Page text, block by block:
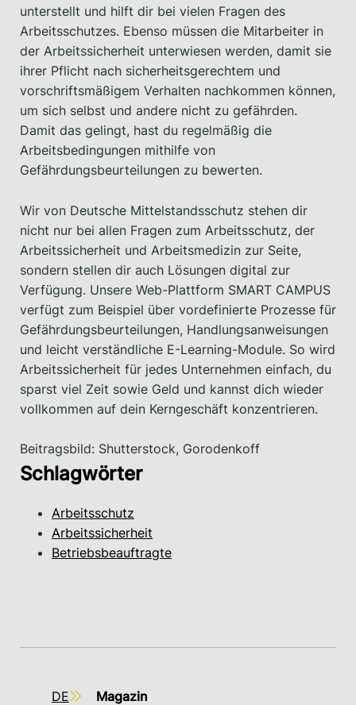
unterstellt und hilft dir bei vielen Fragen des
Arbeitsschutzes. Ebenso müssen die Mitarbeiter in
der Arbeitssicherheit unterwiesen werden, damit sie
ihrer Pflicht nach sicherheitsgerechtem und
vorschriftsmäßigem Verhalten nachkommen können,
um sich selbst und andere nicht zu gefährden.
Damit das gelingt, hast du regelmäßig die
Arbeitsbedingungen mithilfe von
Gefährdungsbeurteilungen zu bewerten.
Wir von Deutsche Mittelstandsschutz stehen dir
nicht nur bei allen Fragen zum Arbeitsschutz, der
Arbeitssicherheit und Arbeitsmedizin zur Seite,
sondern stellen dir auch Lösungen digital zur
Verfügung. Unsere Web-Plattform SMART CAMPUS
verfügt zum Beispiel über vordefinierte Prozesse für
Gefährdungsbeurteilungen, Handlungsanweisungen
und leicht verständliche E-Learning-Module. So wird
Arbeitssicherheit für jedes Unternehmen einfach, du
sparst viel Zeit sowie Geld und kannst dich wieder
vollkommen auf dein Kerngeschäft konzentrieren.
Beitragsbild: Shutterstock, Gorodenkoff
Schlagwörter
Arbeitsschutz
Arbeitssicherheit
Betriebsbeauftragte
DE Magazin